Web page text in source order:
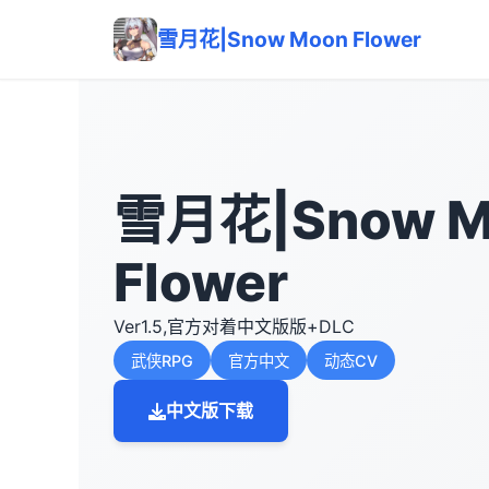
雪月花|Snow Moon Flower
雪月花|Snow
Flower
Ver1.5,官方对着中文版版+DLC
武侠RPG 官方中文 动态CV
中文版下载